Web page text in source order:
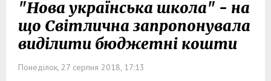
"Нова українська школа" - на
що Світлична запропонувала
виділити бюджетні кошти
Понеділок, 27 серпня 2018, 17:13